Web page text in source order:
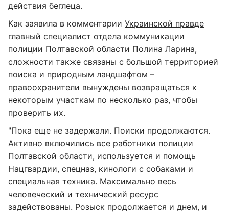
действия беглеца.
Как заявила в комментарии Украинской правде
главный специалист отдела коммуникации
полиции Полтавской области Полина Ларина,
сложности также связаны с большой территорией
поиска и природным ландшафтом –
правоохранители вынуждены возвращаться к
некоторым участкам по несколько раз, чтобы
проверить их.
"Пока еще не задержали. Поиски продолжаются.
Активно включились все работники полиции
Полтавской области, используется и помощь
Нацгвардии, спецназ, кинологи с собаками и
специальная техника. Максимально весь
человеческий и технический ресурс
задействованы. Розыск продолжается и днем, и